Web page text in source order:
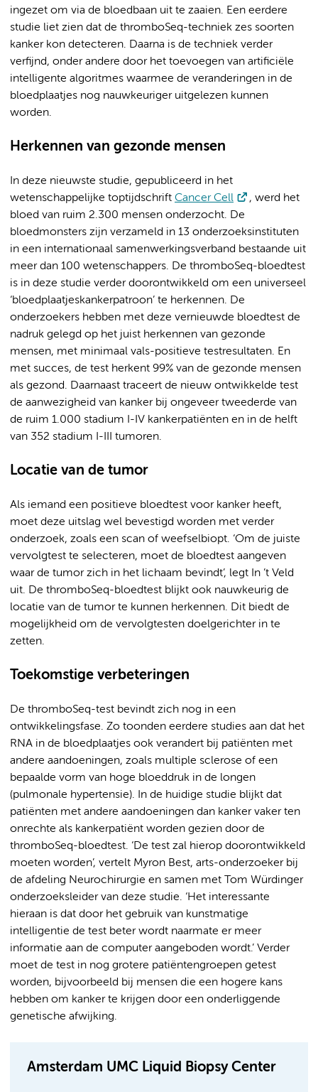
ingezet om via de bloedbaan uit te zaaien. Een eerdere
studie liet zien dat de thromboSeq-techniek zes soorten
kanker kon detecteren. Daarna is de techniek verder
verfijnd, onder andere door het toevoegen van artificiële
intelligente algoritmes waarmee de veranderingen in de
bloedplaatjes nog nauwkeuriger uitgelezen kunnen
worden.
Herkennen van gezonde mensen
In deze nieuwste studie, gepubliceerd in het
wetenschappelijke toptijdschrift Cancer Cell
, werd het
bloed van ruim 2.300 mensen onderzocht. De
bloedmonsters zijn verzameld in 13 onderzoeksinstituten
in een internationaal samenwerkingsverband bestaande uit
meer dan 100 wetenschappers. De thromboSeq-bloedtest
is in deze studie verder doorontwikkeld om een universeel
‘bloedplaatjeskankerpatroon’ te herkennen. De
onderzoekers hebben met deze vernieuwde bloedtest de
nadruk gelegd op het juist herkennen van gezonde
mensen, met minimaal vals-positieve testresultaten. En
met succes, de test herkent 99% van de gezonde mensen
als gezond. Daarnaast traceert de nieuw ontwikkelde test
de aanwezigheid van kanker bij ongeveer tweederde van
de ruim 1.000 stadium I-IV kankerpatiënten en in de helft
van 352 stadium I-III tumoren.
Locatie van de tumor
Als iemand een positieve bloedtest voor kanker heeft,
moet deze uitslag wel bevestigd worden met verder
onderzoek, zoals een scan of weefselbiopt. ‘Om de juiste
vervolgtest te selecteren, moet de bloedtest aangeven
waar de tumor zich in het lichaam bevindt’, legt In ’t Veld
uit. De thromboSeq-bloedtest blijkt ook nauwkeurig de
locatie van de tumor te kunnen herkennen. Dit biedt de
mogelijkheid om de vervolgtesten doelgerichter in te
zetten.
Toekomstige verbeteringen
De thromboSeq-test bevindt zich nog in een
ontwikkelingsfase. Zo toonden eerdere studies aan dat het
RNA in de bloedplaatjes ook verandert bij patiënten met
andere aandoeningen, zoals multiple sclerose of een
bepaalde vorm van hoge bloeddruk in de longen
(pulmonale hypertensie). In de huidige studie blijkt dat
patiënten met andere aandoeningen dan kanker vaker ten
onrechte als kankerpatiënt worden gezien door de
thromboSeq-bloedtest. ‘De test zal hierop doorontwikkeld
moeten worden’, vertelt Myron Best, arts-onderzoeker bij
de afdeling Neurochirurgie en samen met Tom Würdinger
onderzoeksleider van deze studie. ‘Het interessante
hieraan is dat door het gebruik van kunstmatige
intelligentie de test beter wordt naarmate er meer
informatie aan de computer aangeboden wordt.’ Verder
moet de test in nog grotere patiëntengroepen getest
worden, bijvoorbeeld bij mensen die een hogere kans
hebben om kanker te krijgen door een onderliggende
genetische afwijking.
Amsterdam UMC Liquid Biopsy Center